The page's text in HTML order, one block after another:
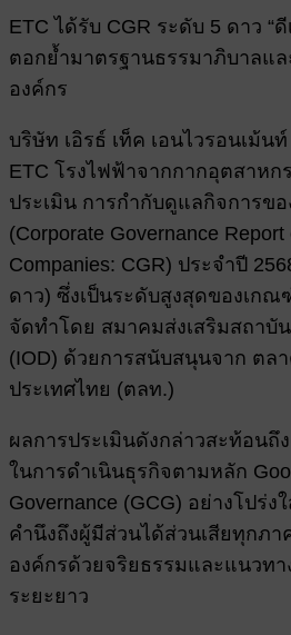
ETC ได้รับ CGR ระดับ 5 ดาว “ดี
ตอกย้ำมาตรฐานธรรมาภิบาลแ
องค์กร
บริษัท เอิรธ์ เท็ค เอนไวรอนเม้น
ETC โรงไฟฟ้าจากกากอุตสาหก
ประเมิน การกำกับดูแลกิจการข
(Corporate Governance Report
Companies: CGR) ประจำปี
ดาว) ซึ่งเป็นระดับสูงสุดของเกณ
จัดทำโดย สมาคมส่งเสริมสถาบั
(IOD) ด้วยการสนับสนุนจาก ตล
ประเทศไทย (ตลท.)
ผลการประเมินดังกล่าวสะท้อนถึ
ในการดำเนินธุรกิจตามหลัก
Governance (GCG) อย่างโปร่ง
คำนึงถึงผู้มีส่วนได้ส่วนเสียทุกภ
องค์กรด้วยจริยธรรมและแนวท
ระยะยาว